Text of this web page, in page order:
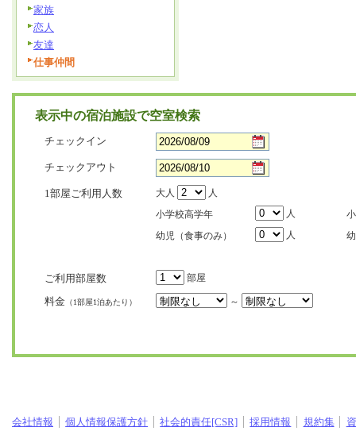
家族
恋人
友達
仕事仲間
表示中の宿泊施設で空室検索
チェックイン
チェックアウト
1部屋ご利用人数 大人
人
小学校高学年
人
幼児（食事のみ）
人
ご利用部屋数 部屋
料金 （1部屋1泊あたり） ～
会社情報 個人情報保護方針 社会的責任[CSR] 採用情報 規約集